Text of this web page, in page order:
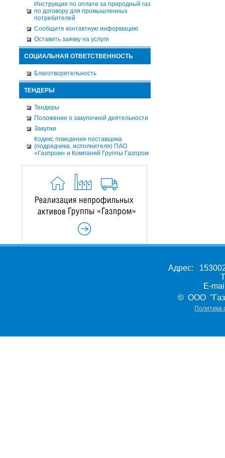
Инструкция по оплате за природный газ
по договору для промышленных
потребителей
Сообщите контактную информацию
Оставить заявку на услуги
СОЦИАЛЬНАЯ ОТВЕТСТВЕННОСТЬ
Благотворительность
ТЕНДЕРЫ
Тендеры
Положение о закупочной деятельности
Закупки
Кодекс поведения поставщика
(подрядчика, исполнителя) ПАО
«Газпром» и Компаний Группы Газпром
Адрес:
E-
© ООО
Политика